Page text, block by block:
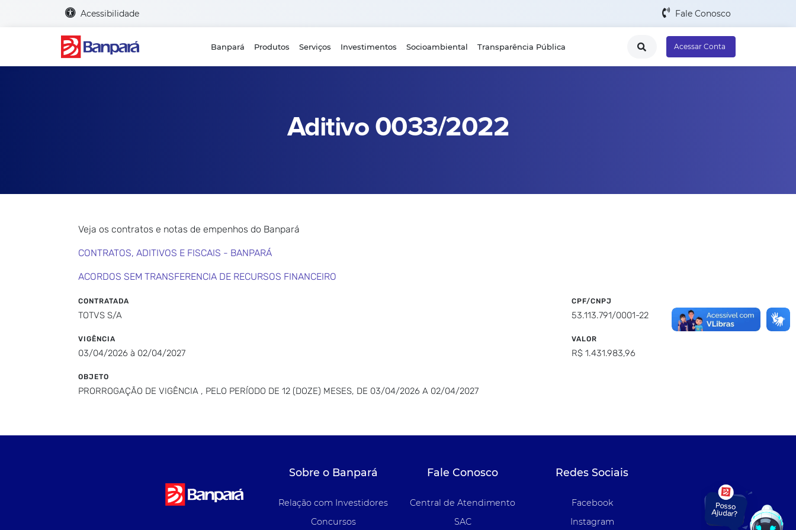
Acessibilidade Fale Conosco
Banpará Produtos Serviços Investimentos Socioambiental Transparência Pública Acessar Conta
Aditivo 0033/2022
Veja os contratos e notas de empenhos do Banpará
CONTRATOS, ADITIVOS E FISCAIS - BANPARÁ
ACORDOS SEM TRANSFERENCIA DE RECURSOS FINANCEIRO
CONTRATADA
TOTVS S/A
CPF/CNPJ
53.113.791/0001-22
VIGÊNCIA
03/04/2026 à 02/04/2027
VALOR
R$ 1.431.983,96
OBJETO
PRORROGAÇÃO DE VIGÊNCIA , PELO PERÍODO DE 12 (DOZE) MESES, DE 03/04/2026 A 02/04/2027
Sobre o Banpará
Relação com Investidores
Concursos
Fale Conosco
Central de Atendimento
SAC
Redes Sociais
Facebook
Instagram